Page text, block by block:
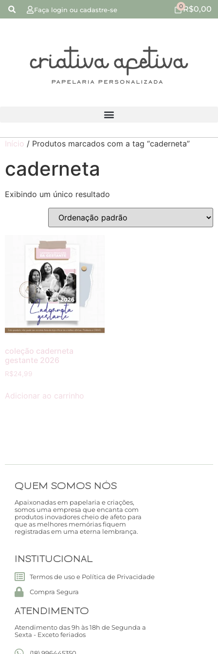
Faça login ou cadastre-se 0R$0,00
Início / Produtos marcados com a tag “caderneta”
caderneta
Exibindo um único resultado
coleção caderneta
gestante 2026
R$24,99
Adicionar ao carrinho
QUEM SOMOS NÓS
Apaixonadas em papelaria e criações,
somos uma empresa que encanta com
produtos inovadores cheio de afeto para
que as melhores memórias fiquem
registradas em uma eterna lembrança.
INSTITUCIONAL
Termos de uso e Política de Privacidade
Compra Segura
ATENDIMENTO
Atendimento das 9h às 18h de Segunda a
Sexta - Exceto feriados